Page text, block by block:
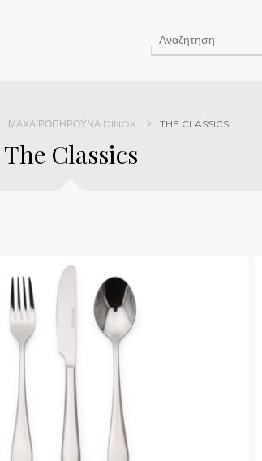
ΜΑΧΑΙΡΟΠΉΡΟΥΝΑ DINOX THE CLASSICS
The Classics